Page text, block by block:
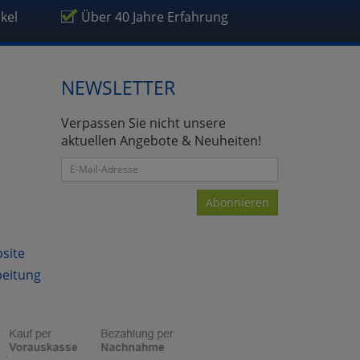
Über 40 Jahre Erfahrung
NEWSLETTER
Verpassen Sie nicht unsere
aktuellen Angebote & Neuheiten!
Abonnieren